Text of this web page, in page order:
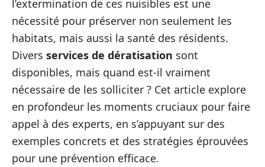
l’extermination de ces nuisibles est une
nécessité pour préserver non seulement les
habitats, mais aussi la santé des résidents.
Divers services de dératisation sont
disponibles, mais quand est-il vraiment
nécessaire de les solliciter ? Cet article explore
en profondeur les moments cruciaux pour faire
appel à des experts, en s’appuyant sur des
exemples concrets et des stratégies éprouvées
pour une prévention efficace.